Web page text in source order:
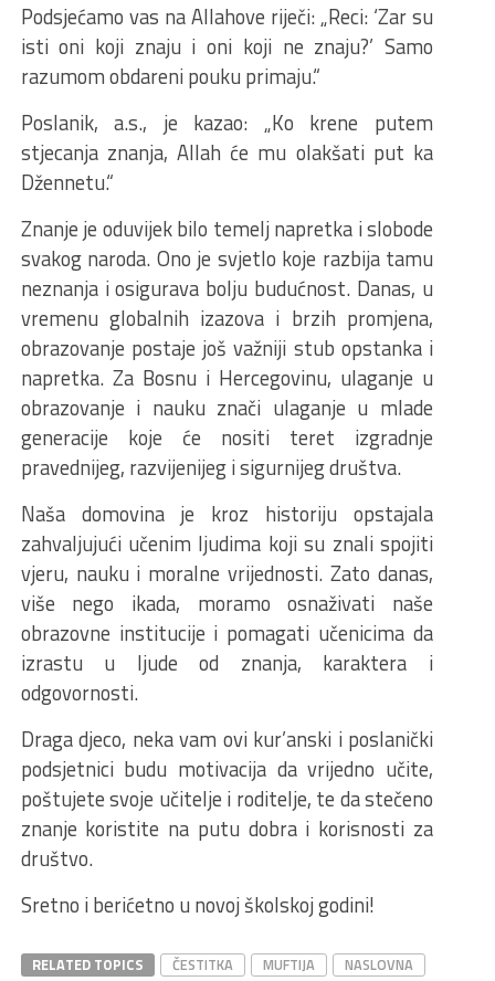
Podsjećamo vas na Allahove riječi: „Reci: ‘Zar su
isti oni koji znaju i oni koji ne znaju?’ Samo
razumom obdareni pouku primaju.“
Poslanik, a.s., je kazao: „Ko krene putem
stjecanja znanja, Allah će mu olakšati put ka
Džennetu.“
Znanje je oduvijek bilo temelj napretka i slobode
svakog naroda. Ono je svjetlo koje razbija tamu
neznanja i osigurava bolju budućnost. Danas, u
vremenu globalnih izazova i brzih promjena,
obrazovanje postaje još važniji stub opstanka i
napretka. Za Bosnu i Hercegovinu, ulaganje u
obrazovanje i nauku znači ulaganje u mlade
generacije koje će nositi teret izgradnje
pravednijeg, razvijenijeg i sigurnijeg društva.
Naša domovina je kroz historiju opstajala
zahvaljujući učenim ljudima koji su znali spojiti
vjeru, nauku i moralne vrijednosti. Zato danas,
više nego ikada, moramo osnaživati naše
obrazovne institucije i pomagati učenicima da
izrastu u ljude od znanja, karaktera i
odgovornosti.
Draga djeco, neka vam ovi kur’anski i poslanički
podsjetnici budu motivacija da vrijedno učite,
poštujete svoje učitelje i roditelje, te da stečeno
znanje koristite na putu dobra i korisnosti za
društvo.
Sretno i berićetno u novoj školskoj godini!
RELATED TOPICS ČESTITKA MUFTIJA
NASLOVNA